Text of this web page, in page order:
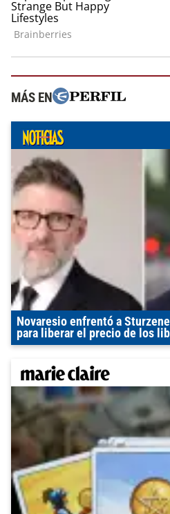
MÁS EN
Novaresio enfrentó a
para liberar el precio de los